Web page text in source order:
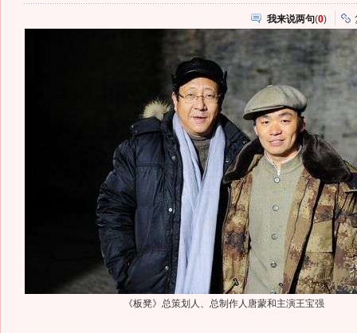
我来说两句(0)
《板凳》总策划人、总制作人唐蒙和主演王宝强